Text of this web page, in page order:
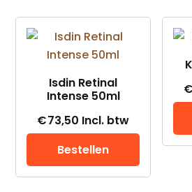
Isdin Retinal
Intense 50ml
€73,50 Incl. btw
Bestellen
€